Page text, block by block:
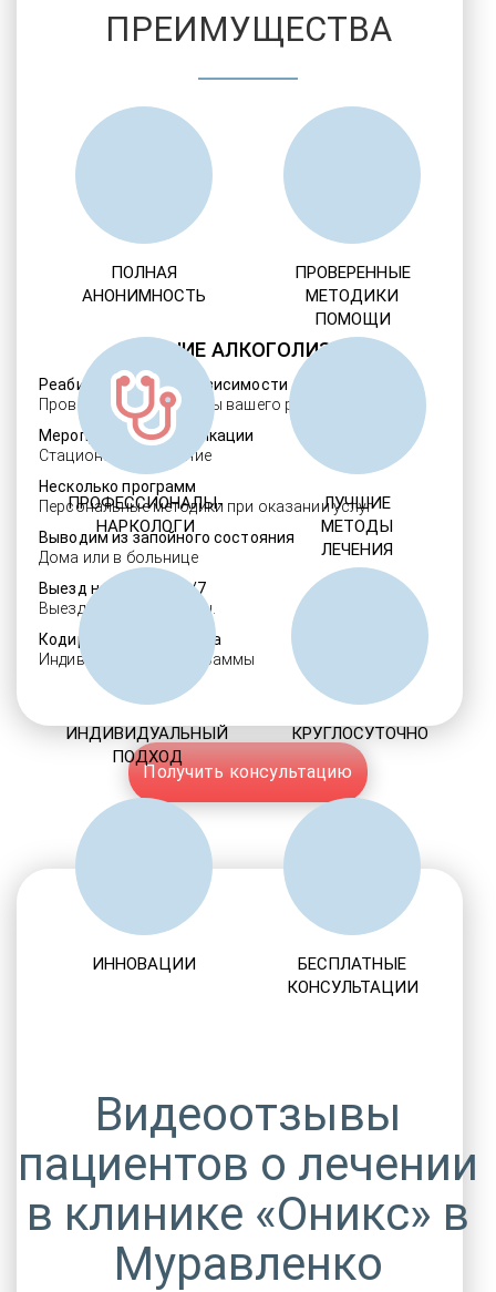
ЛЕЧЕНИЕ АЛКОГОЛИЗМА
Реабилитация алкозависимости
Проверенные ребцентры вашего региона
Мероприятия детоксикации
Стационарное лечение
Несколько программ
Персональные методики при оказании услуг
Выводим из запойного состояния
Дома или в больнице
Выезд нарколога 24/7
Выезд в течение 30 мин.
Кодировка алкоголизма
Индивидуальные программы
Получить консультацию
ПРЕИМУЩЕСТВА
ПОЛНАЯ
АНОНИМНОСТЬ
ПРОВЕРЕННЫЕ
МЕТОДИКИ
ПОМОЩИ
ПРОФЕССИОНАЛЫ-
НАРКОЛОГИ
ЛУЧШИЕ
МЕТОДЫ
ЛЕЧЕНИЯ
ИНДИВИДУАЛЬНЫЙ
ПОДХОД
КРУГЛОСУТОЧНО
ИННОВАЦИИ
БЕСПЛАТНЫЕ
КОНСУЛЬТАЦИИ
Видеоотзывы
пациентов о лечении
в клинике «Оникс» в
Муравленко